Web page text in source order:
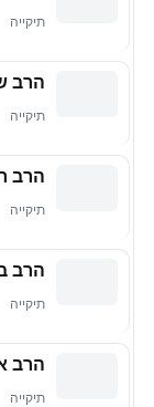
תיקייה
הרב
תיקייה
הרב
תיקייה
הרב
תיקייה
הרב
תיקייה